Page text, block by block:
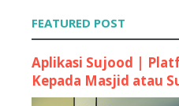
Tutorial : Divider Bawah Post
Contest Blog Terkemas
"Tupperware Kakakshop
Opening
FEATURED POST
Aplikasi Sujood |
Kepada Masjid atau